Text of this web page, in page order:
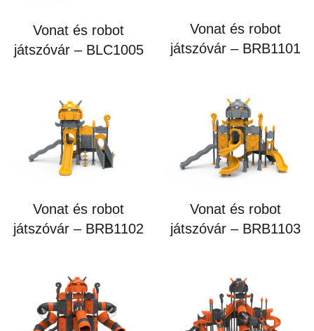
Vonat és robot
játszóvár – BLC1005
Vonat és robot
játszóvár – BRB1101
Vonat és robot
játszóvár – BRB1102
Vonat és robot
játszóvár – BRB1103